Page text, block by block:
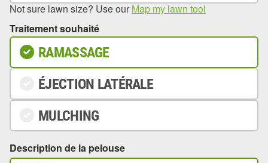
Not sure lawn size? Use our Map my lawn tool
Traitement souhaité
RAMASSAGE
ÉJECTION LATÉRALE
MULCHING
Description de la pelouse